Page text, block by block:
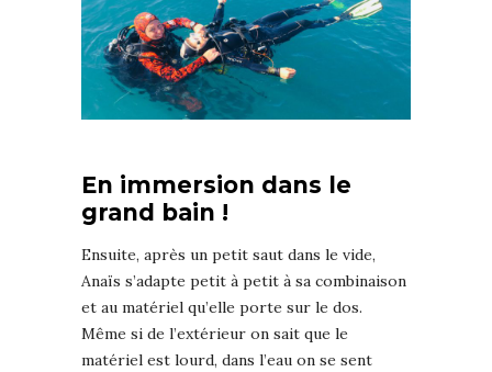
En immersion dans le
grand bain !
Ensuite, après un petit saut dans le vide,
Anaïs s’adapte petit à petit à sa combinaison
et au matériel qu’elle porte sur le dos.
Même si de l’extérieur on sait que le
matériel est lourd, dans l’eau on se sent